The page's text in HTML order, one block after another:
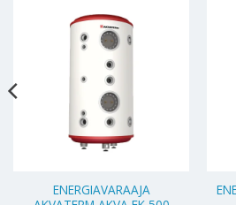
ENERGIAVARAAJA